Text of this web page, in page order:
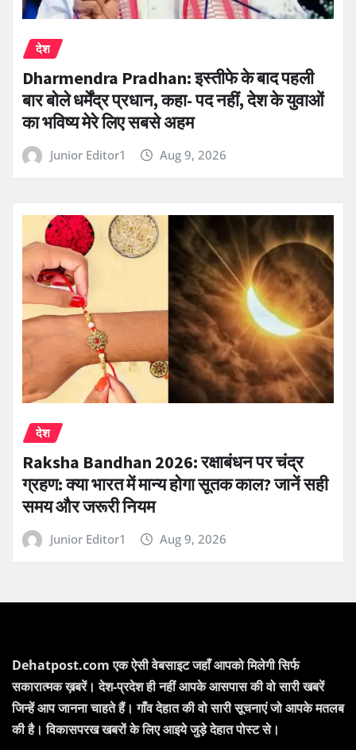
देश
Dharmendra Pradhan: इस्तीफे के बाद पहली
बार बोले धर्मेंद्र प्रधान, कहा- पद नहीं, देश के युवाओं
का भविष्य मेरे लिए सबसे अहम
Junior Editor1 Aug 9, 2026
देश
Raksha Bandhan 2026: रक्षाबंधन पर चंद्र
ग्रहण: क्या भारत में मान्य होगा सूतक काल? जानें सही
समय और जरूरी नियम
Junior Editor1 Aug 9, 2026
Dehatpost.com एक ऐसी वेबसाइट जहाँ आपको मिलेगी सिर्फ
सकारात्मक ख़बरें। देश-प्रदेश ही नहीं आपके आसपास की वो सारी खबरें
जिन्हें आप जानना चाहते हैं। गाँव देहात की वो सारी सूचनाएं जो आपके मतलब
की है। विकासपरख खबरों के लिए आइये जुड़े देहात पोस्ट से।